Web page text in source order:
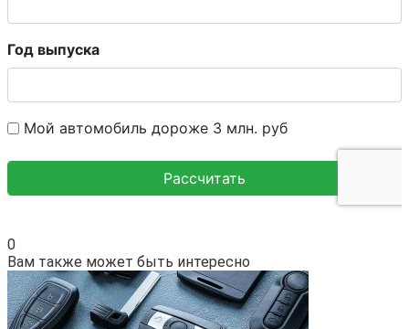
0
Вам также может быть интересно